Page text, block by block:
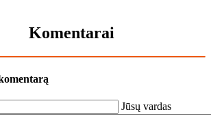
Komentarai
Jūsų vardas